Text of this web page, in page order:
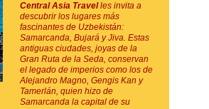
Central Asia Travelles invita a
descubrir los lugares más
fascinantes de Uzbekistán:
Samarcanda, Bujará y Jiva. Estas
antiguas ciudades, joyas de la
Gran Ruta de la Seda, conservan
el legado de imperios como los de
Alejandro Magno, Gengis Kan y
Tamerlán, quien hizo de
Samarcanda la capital de su